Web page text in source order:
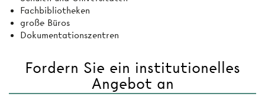
Fachbibliotheken
große Büros
Dokumentationszentren
Fordern Sie ein institutionelles
Angebot an